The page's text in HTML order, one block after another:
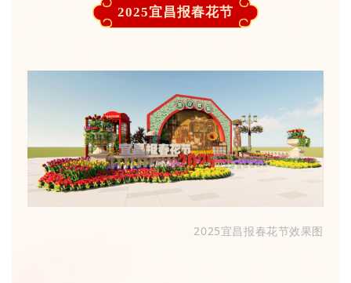
2025宜昌报春花节
2025宜昌报春花节效果图